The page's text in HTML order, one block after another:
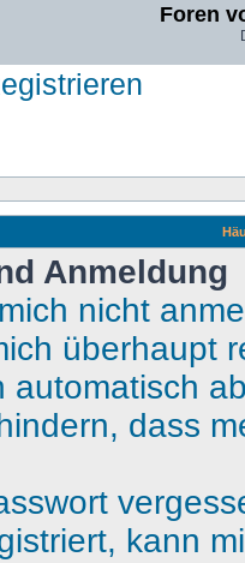
Foren
Anmeldung
nicht
überhaupt
automatisch
dass
kann